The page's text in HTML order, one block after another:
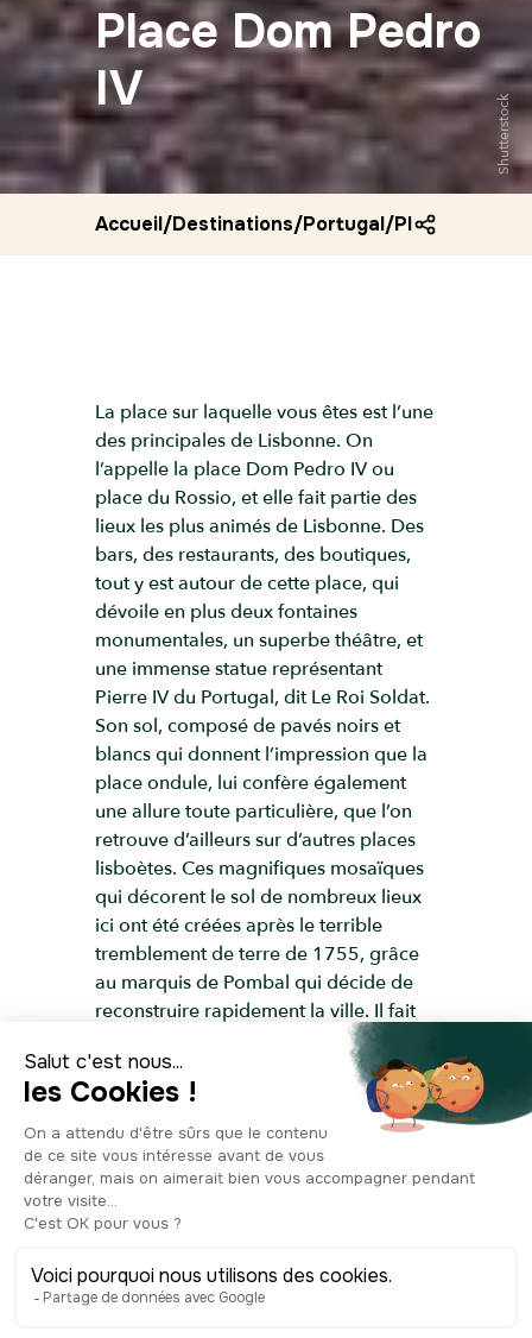
Place Dom Pedro
IV
Shutterstock
Accueil/Destinations/Portugal/Place dom
La place sur laquelle vous êtes est l’une
des principales de Lisbonne. On
l’appelle la place Dom Pedro IV ou
place du Rossio, et elle fait partie des
lieux les plus animés de Lisbonne. Des
bars, des restaurants, des boutiques,
tout y est autour de cette place, qui
dévoile en plus deux fontaines
monumentales, un superbe théâtre, et
une immense statue représentant
Pierre IV du Portugal, dit Le Roi Soldat.
Son sol, composé de pavés noirs et
blancs qui donnent l’impression que la
place ondule, lui confère également
une allure toute particulière, que l’on
retrouve d’ailleurs sur d’autres places
lisboètes. Ces magnifiques mosaïques
qui décorent le sol de nombreux lieux
ici ont été créées après le terrible
tremblement de terre de 1755, grâce
au marquis de Pombal qui décide de
reconstruire rapidement la ville. Il fait
recouvrir le sol de petites pierres en
calcaire et en basalte, bien moins
chères et plus pratiques que le granite
de Porto, formant des motifs qui
rappellent bien souvent l’histoire des
grandes découvertes. Ces véritables
œuvres d’art sont appelées les Calçada
portuguesa, et elles sont très
appréciées : on en construira d’ailleurs
dans d’autres villes du monde,